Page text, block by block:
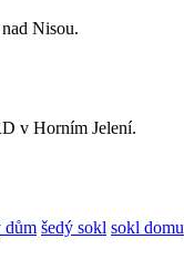
Nisou.
v Horním Jelení.
dům šedý sokl sokl domu